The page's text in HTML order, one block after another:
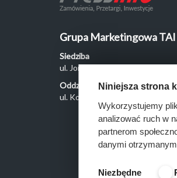
Grupa Marketingowa TAI
Siedziba
ul. Jordanowska 12, 04-204
Oddział Poznań
ul. Kochanowskiego 18/6, 60-
Niniejsza strona
Wykorzystujemy
analizować ruch w
partnerom
danymi
Niezbędne